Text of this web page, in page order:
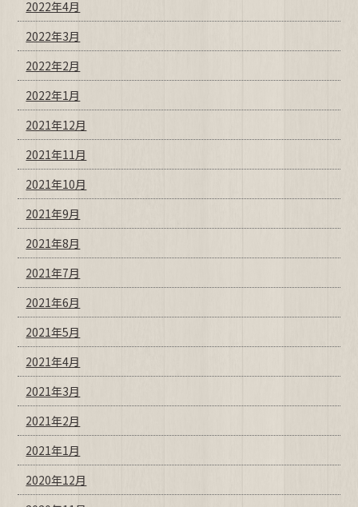
2022年4月
2022年3月
2022年2月
2022年1月
2021年12月
2021年11月
2021年10月
2021年9月
2021年8月
2021年7月
2021年6月
2021年5月
2021年4月
2021年3月
2021年2月
2021年1月
2020年12月